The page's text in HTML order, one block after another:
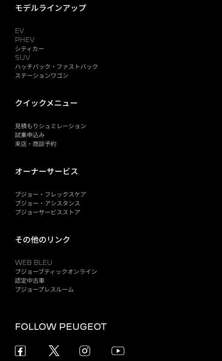
モデルラインアップ
EV
PHEV
シティカー
SUV
ハッチバック・ファストバック
ステーションワゴン
クイックメニュー
見積もりシュミレーション
試乗申込み
来店・商談予約
オーナーサービス
プジョー・フレックスケア
プジョー・アシスタンス
プジョーサービスストア
その他のリンク
WEB BLEU
プジョーブティックオンライン
認定中古車
プジョープレスルーム
FOLLOW PEUGEOT